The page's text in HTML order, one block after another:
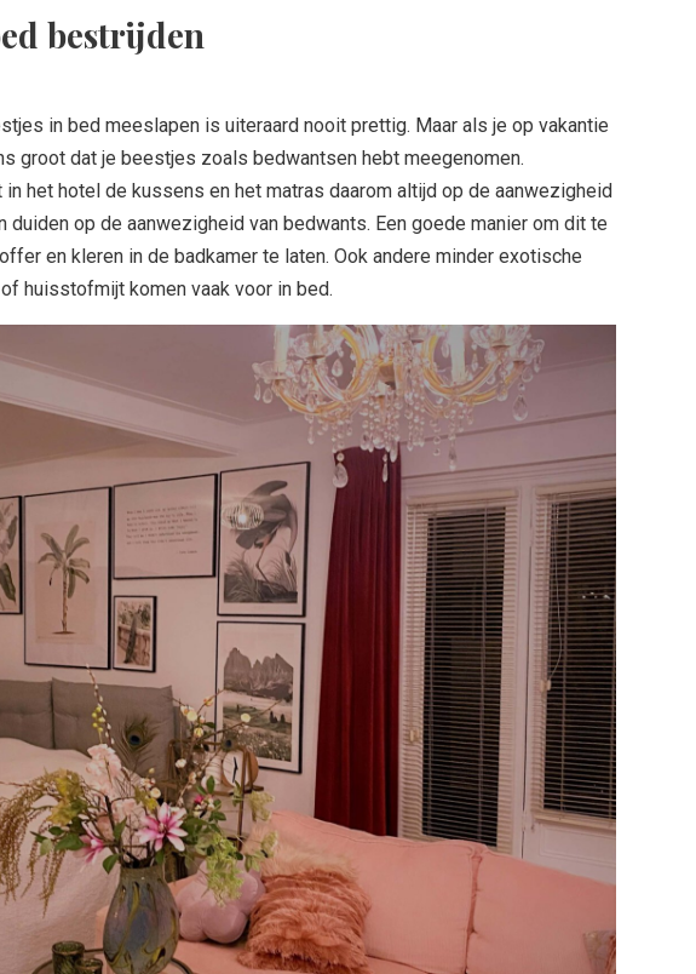
bestrijden
in bed meeslapen is uiteraard nooit prettig. Maar als je op vakantie
groot dat je beestjes zoals bedwantsen hebt meegenomen.
in het hotel de kussens en het matras daarom altijd op de aanwezigheid
duiden op de aanwezigheid van bedwants. Een goede manier om dit te
en kleren in de badkamer te laten. Ook andere minder exotische
huisstofmijt komen vaak voor in bed.